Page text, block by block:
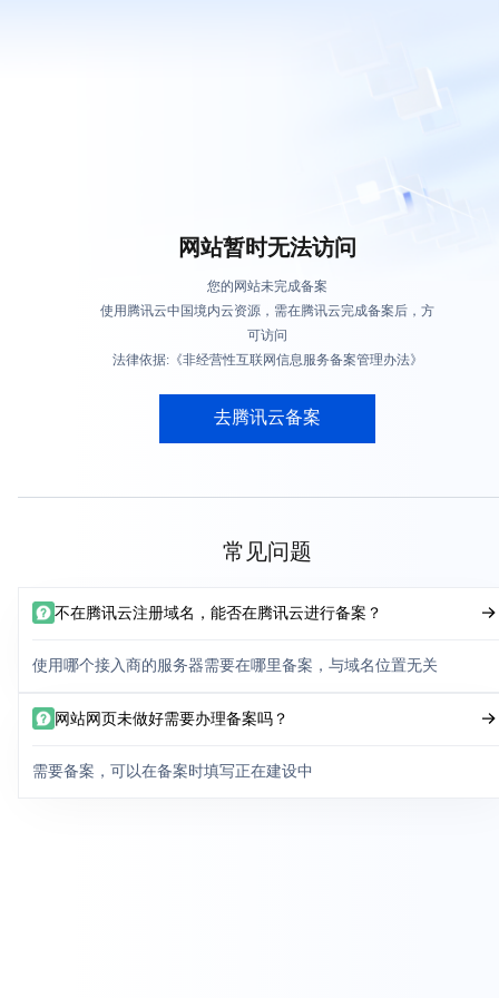
网站暂时无法访问
您的网站未完成备案
使用腾讯云中国境内云资源，需在腾讯云完成备案后，方
可访问
法律依据:《非经营性互联网信息服务备案管理办法》
去腾讯云备案
常见问题
不在腾讯云注册域名，能否在腾讯云进行备案？
使用哪个接入商的服务器需要在哪里备案，与域名位置无关
网站网页未做好需要办理备案吗？
需要备案，可以在备案时填写正在建设中